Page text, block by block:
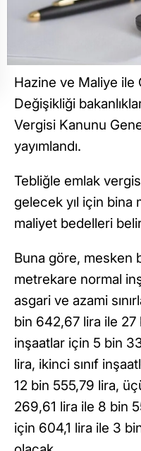
Hazine ve Maliye ile
Değişikliği
Vergisi Kanunu
yayımlandı.
Tebliğle emlak
gelecek yıl için bina
maliyet bedelleri
Buna göre, mesken
metrekare normal
asgari ve azami
bin 642,67 lira ile 27
inşaatlar için 5 bin
lira, ikinci sınıf
12 bin 555,79 lira,
269,61 lira ile 8 bin
için 604,1 lira ile 3